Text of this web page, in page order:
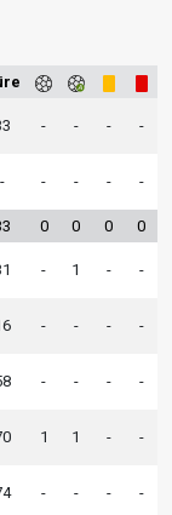
- - - -
- - - - -
0 0 0 0
- 1 - -
- - - -
- - - -
1 1 - -
- - - -